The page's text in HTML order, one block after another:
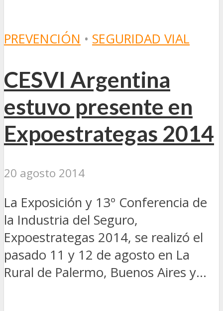
PREVENCIÓN • SEGURIDAD VIAL
CESVI Argentina
estuvo presente en
Expoestrategas 2014
20 agosto 2014
La Exposición y 13º Conferencia de
la Industria del Seguro,
Expoestrategas 2014, se realizó el
pasado 11 y 12 de agosto en La
Rural de Palermo, Buenos Aires y...